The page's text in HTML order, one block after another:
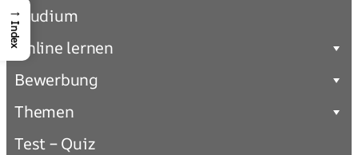
Studium
Online lernen
Bewerbung
Themen
Test – Quiz
→
Index